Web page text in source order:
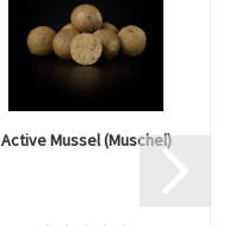
Active Mussel (Muschel)